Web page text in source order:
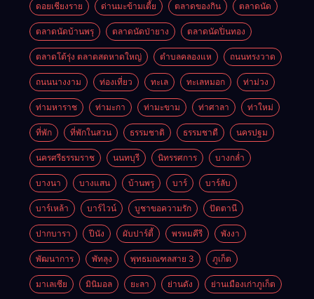
ดอยเชียงราย ด่านมะข้ามเตี้ย ตลาดของกิน ตลาดนัด
ตลาดนัดบ้านพรุ ตลาดนัดป่ายาง ตลาดนัดปิ่นทอง
ตลาดโต้รุ่ง ตลาดสดหาดใหญ่ ตำบลคลองแห ถนนทรงวาด
ถนนนางงาม ท่องเที่ยว ทะเล ทะเลหมอก ท่าม่วง
ท่ามหาราช ท่ามะกา ท่ามะขาม ท่าศาลา ท่าใหม่
ที่พัก ที่พักในสวน ธรรมชาติ ธรรมชาตื นครปฐม
นครศรีธรรมราช นนทบุรี นิทรรศการ บางกล่ำ
บางนา บางแสน บ้านพรุ บาร์ บาร์ลับ
บาร์เหล้า บาร์ไวน์ บูชาขอความรัก ปัตตานี
ปากบารา ปีนัง ผับปาร์ตี้ พรหมคีรี พังงา
พัฒนาการ พัทลุง พุทธมณฑลสาย 3 ภูเก็ต
มาเลเซีย มินิมอล ยะลา ย่านดัง ย่านเมืองเก่าภูเก็ต